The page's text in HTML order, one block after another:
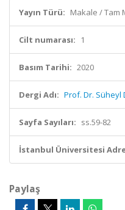
Yayın Türü: Makale / Tam
Cilt numarası: 1
Basım Tarihi: 2020
Dergi Adı: Prof. Dr. Süheyl
Sayfa Sayıları: ss.59-82
İstanbul Üniversitesi
Paylaş